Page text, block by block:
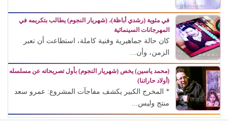
في مئوية (رشدي أباظة)، (شهريار النجوم) يطالب بتكريمه في
المهرجانات السينمائية
كان حالة جماهيرية وفنية كاملة، استطاعت أن تعبر
الزمن، وأن...
(محمد ياسين) يخص (شهريار النجوم) بأول تصريحاته عن مسلسله
(أولاد حاراتنا)
* المخرج الكبير يكشف مفاجآت المشروع: عمرو سعد
منتج وليس...